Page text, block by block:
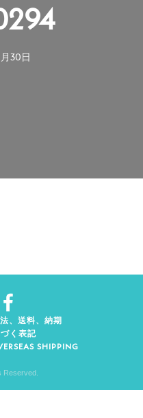
30日
、送料、納期
く表記
SHIPPING
Reserved.